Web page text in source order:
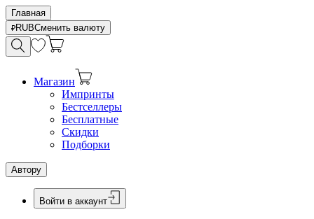
Главная
RUBСменить валюту
Магазин
Импринты
Бестселлеры
Бесплатные
Скидки
Подборки
Автору
Войти в аккаунт